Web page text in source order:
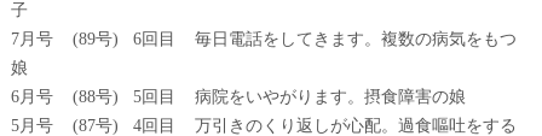
子
7月号 (89号) 6回目 毎日電話をしてきます。複数の病気をもつ
娘
6月号 (88号) 5回目 病院をいやがります。摂食障害の娘
5月号 (87号) 4回目 万引きのくり返しが心配。過食嘔吐をする